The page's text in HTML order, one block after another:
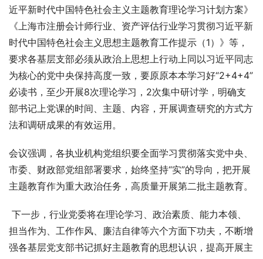
近平新时代中国特色社会主义主题教育理论学习计划方案》
《上海市注册会计师行业、资产评估行业学习贯彻习近平新
时代中国特色社会主义思想主题教育工作提示（1）》等，
要求各基层支部必须从政治上思想上行动上同以习近平同志
为核心的党中央保持高度一致，要原原本本学习好“2+4+4”
必读书，至少开展8次理论学习，2次集中研讨学，明确支
部书记上党课的时间、主题、内容，开展调查研究的方式方
法和调研成果的有效运用。
会议强调，各执业机构党组织要全面学习贯彻落实党中央、
市委、财政部党组部署要求，始终坚持“实”的导向，把开展
主题教育作为重大政治任务，高质量开展第二批主题教育。
下一步，行业党委将在理论学习、政治素质、能力本领、
担当作为、工作作风、廉洁自律等六个方面下功夫，不断增
强各基层党支部书记抓好主题教育的思想认识，提高开展主